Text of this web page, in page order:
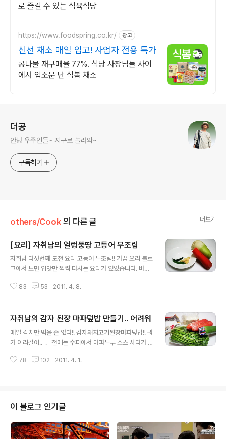
로 즐길 수 있는 식육식당
https://www.foodspring.co.kr/ 광고
신선 채소 매일 입고! 사업자 전용 특가
콩나물 재구매율 77%. 식당 사장님들 사이
에서 입소문 난 식봄 채소
더공
안녕 우주인들~ 지구로 놀러와~
구독하기
others/Cook 의 다른 글 더보기
[요리] 자취남의 얼렁뚱땅 고등어 무조림
자취남 다섯번째 도전 요리 고등어 무조림!! 가끔 요리 블로
그에서 보면 입맛만 쩍쩍 다시는 요리가 있었습니다. 바로
가 있는 무를 보면 완전 미치기 일보 직전까지 가는 일이 흔
살살 녹는 그 기분을 모니터상으로 느끼기에는 안타까움만
깊어 갑니다. 한번 해 보는 겁니다. 뭐.. 어쨌든 뭔가 나오겠
죠. 제 요리의 특징은 똑같은 레시피가 나오지 않는다는겁
열어 봐야 한다는 것은 단점인데, 안보고는 똑같은 레시피
83 53 2011. 4. 8.
자취남의 감자 된장 마파덮밥 만들기.. 어려워
매일 김치만 먹을 순 없다!! 감자돼지고기된장마파덮밥!! 뭐
가 이리길어..-.- 전에는 수퍼에서 마파두부 소스 사다가 종
소금이 덜 들어간 음식을 먹다보니 항상 맹숭맹숭하게 먹
게.. 익히면 되니까.. 된장과 감자가 주로 들어간거니까 감
자 된장 덮밥이 되야 하나? 제목 만들기도 쉽지 않군요. 어
쨌든 마파덮밥 만들려고 했던건데... 기본 준비물 : 된장, 마
늘, 고추 3개, 감자 3개, 당근 1개, 두부 1모, 대파 특별 준
78 102 2011. 4. 1.
이 블로그 인기글